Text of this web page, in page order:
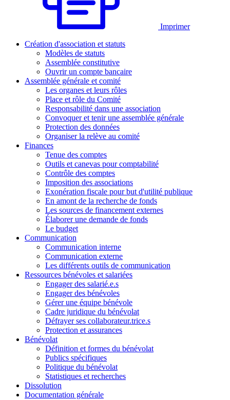
Imprimer
Création d'association et statuts
Modèles de statuts
Assemblée constitutive
Ouvrir un compte bancaire
Assemblée générale et comité
Les organes et leurs rôles
Place et rôle du Comité
Responsabilité dans une association
Convoquer et tenir une assemblée générale
Protection des données
Organiser la relève au comité
Finances
Tenue des comptes
Outils et canevas pour comptabilité
Contrôle des comptes
Imposition des associations
Exonération fiscale pour but d'utilité publique
En amont de la recherche de fonds
Les sources de financement externes
Élaborer une demande de fonds
Le budget
Communication
Communication interne
Communication externe
Les différents outils de communication
Ressources bénévoles et salariées
Engager des salarié.e.s
Engager des bénévoles
Gérer une équipe bénévole
Cadre juridique du bénévolat
Défrayer ses collaborateur.trice.s
Protection et assurances
Bénévolat
Définition et formes du bénévolat
Publics spécifiques
Politique du bénévolat
Statistiques et recherches
Dissolution
Documentation générale